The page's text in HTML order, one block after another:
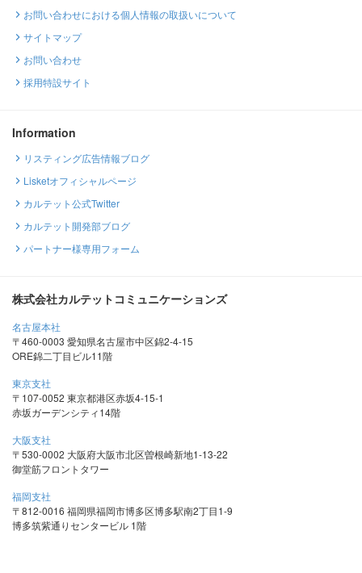
お問い合わせにおける個人情報の取扱いについて
サイトマップ
お問い合わせ
採用特設サイト
Information
リスティング広告情報ブログ
Lisketオフィシャルページ
カルテット公式Twitter
カルテット開発部ブログ
パートナー様専用フォーム
株式会社カルテットコミュニケーションズ
名古屋本社
〒460-0003 愛知県名古屋市中区錦2-4-15
ORE錦二丁目ビル11階
東京支社
〒107-0052 東京都港区赤坂4-15-1
赤坂ガーデンシティ14階
大阪支社
〒530-0002 大阪府大阪市北区曽根崎新地1-13-22
御堂筋フロントタワー
福岡支社
〒812-0016 福岡県福岡市博多区博多駅南2丁目1-9
博多筑紫通りセンタービル 1階